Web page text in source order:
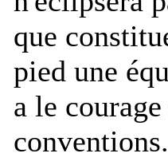
que
pied une
a le